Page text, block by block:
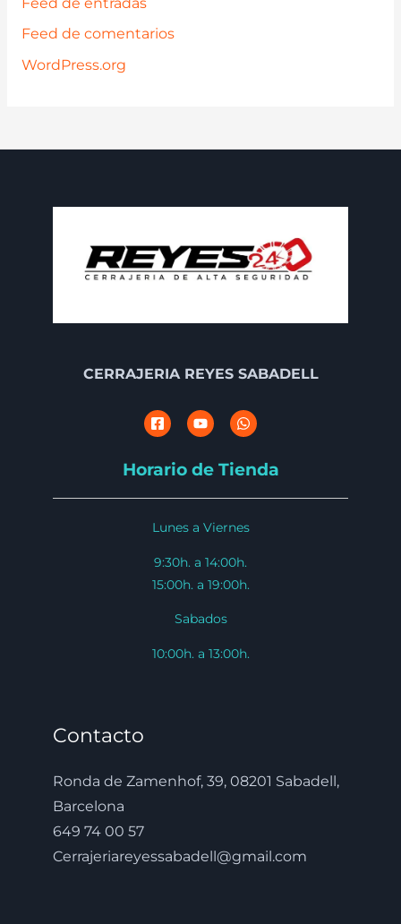
Feed de comentarios
WordPress.org
CERRAJERIA REYES SABADELL
Horario de Tienda
Lunes a Viernes
9:30h. a 14:00h.
15:00h. a 19:00h.
Sabados
10:00h. a 13:00h.
Contacto
Ronda de Zamenhof, 39, 08201 Sabadell,
Barcelona
649 74 00 57
Cerrajeriareyessabadell@gmail.com